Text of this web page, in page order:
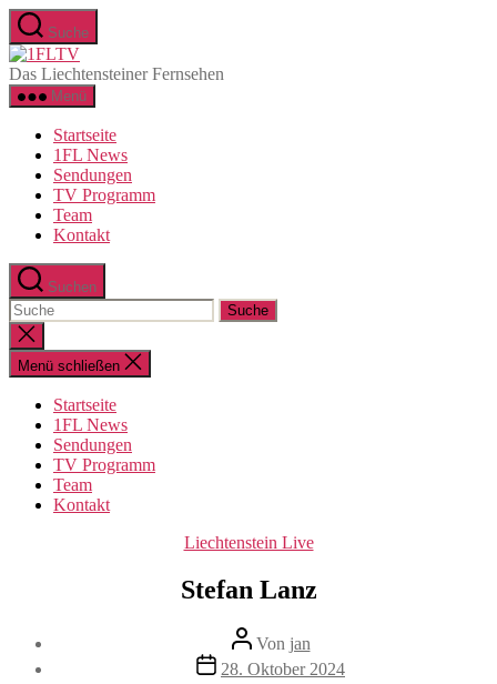
Direkt
zum
Inhalt
wechseln
Suche
1FLTV
Das Liechtensteiner Fernsehen
Menü
Startseite
1FL News
Sendungen
TV Programm
Team
Kontakt
Suchen
Suche
nach:
Suche
schließen
Menü schließen
Startseite
1FL News
Sendungen
TV Programm
Team
Kontakt
Kategorien
Liechtenstein Live
Stefan Lanz
Beitragsautor
Von jan
Beitragsdatum
28. Oktober 2024